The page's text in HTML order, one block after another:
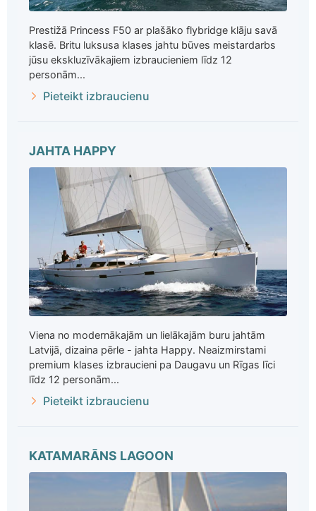
Prestižā Princess F50 ar plašāko flybridge klāju savā
klasē. Britu luksusa klases jahtu būves meistardarbs
jūsu ekskluzīvākajiem izbraucieniem līdz 12
personām...
Pieteikt izbraucienu
JAHTA HAPPY
Viena no modernākajām un lielākajām buru jahtām
Latvijā, dizaina pērle - jahta Happy. Neaizmirstami
premium klases izbraucieni pa Daugavu un Rīgas līci
līdz 12 personām...
Pieteikt izbraucienu
KATAMARĀNS LAGOON